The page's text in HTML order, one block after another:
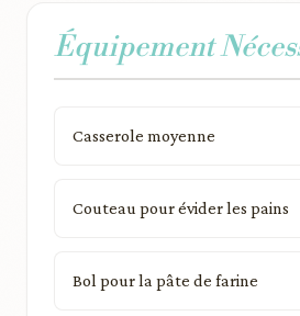
Équipement
Casserole moyenne
Couteau pour évider les pains
Bol pour la pâte de farine